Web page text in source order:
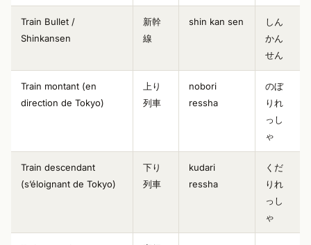
Train Bullet /
Shinkansen
新幹
線
shin kan sen
しん
かん
せん
Train montant (en
direction de Tokyo)
上り
列車
nobori
ressha
のぼ
りれ
っし
ゃ
Train descendant
(s’éloignant de Tokyo)
下り
列車
kudari
ressha
くだ
りれ
っし
ゃ